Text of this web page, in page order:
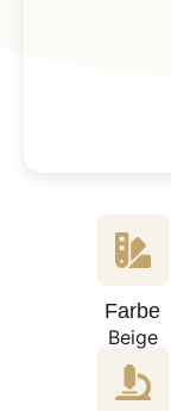
Farbe
Beige